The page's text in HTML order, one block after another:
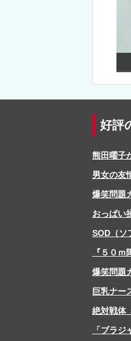
好評
熊田曜子
男女の友
爆笑問題
おっぱい
SOD（ソ
『５０
爆笑問題
巨乳ナー
絶対戦体
「ブラ